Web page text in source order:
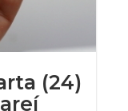
(24)